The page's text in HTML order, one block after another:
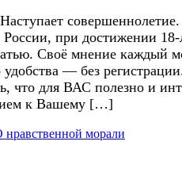
при достижении 18-
Своё мнение каждый
— без
что для ВАС полезно и
к Вашему […]
нравственной морали